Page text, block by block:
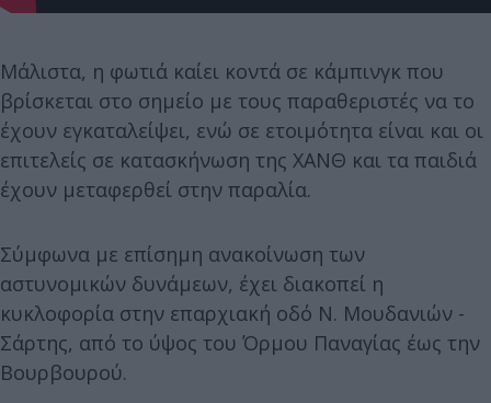
Μάλιστα, η φωτιά καίει κοντά σε κάμπινγκ που
βρίσκεται στο σημείο με τους παραθεριστές να το
έχουν εγκαταλείψει, ενώ σε ετοιμότητα είναι και οι
επιτελείς σε κατασκήνωση της ΧΑΝΘ και τα παιδιά
έχουν μεταφερθεί στην παραλία.
Σύμφωνα με επίσημη ανακοίνωση των
αστυνομικών δυνάμεων, έχει διακοπεί η
κυκλοφορία στην επαρχιακή οδό Ν. Μουδανιών -
Σάρτης, από το ύψος του Όρμου Παναγίας έως την
Βουρβουρού.